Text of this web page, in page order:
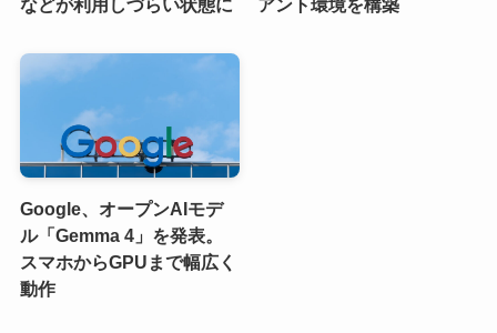
などが利用しづらい状態に アント環境を構築
Google、オープンAIモデ
ル「Gemma 4」を発表。
スマホからGPUまで幅広く
動作